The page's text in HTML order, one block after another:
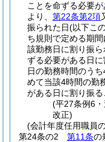
ことを命ずる必要
より、 第22条第2項
振られた日(以下こ
ち規則で定める期
該勤務日に割り振
ずる必要がある日
日の勤務時間のう
めて当該4時間の勤
がある日に割り振る
(平27条例6
改正)
(会計年度任用職員
第24条の2
第11条の